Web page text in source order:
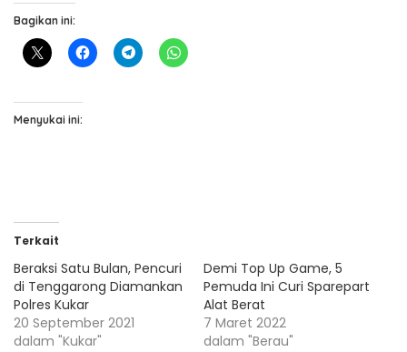
Bagikan ini:
Menyukai ini:
Terkait
Beraksi Satu Bulan, Pencuri
di Tenggarong Diamankan
Polres Kukar
20 September 2021
dalam "Kukar"
Demi Top Up Game, 5
Pemuda Ini Curi Sparepart
Alat Berat
7 Maret 2022
dalam "Berau"